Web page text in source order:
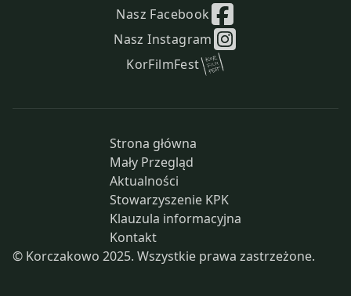
Nasz Facebook
Nasz Instagram
KorFilmFest
Strona główna
Mały Przegląd
Aktualności
Stowarzyszenie KPK
Klauzula informacyjna
Kontakt
© Korczakowo 2025. Wszystkie prawa zastrzeżone.